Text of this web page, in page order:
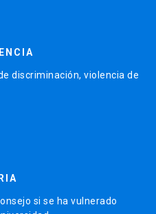
discriminación, violencia de
si se ha vulnerado